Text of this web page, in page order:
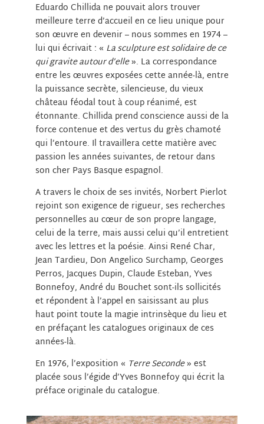
Eduardo Chillida ne pouvait alors trouver
meilleure terre d’accueil en ce lieu unique pour
son œuvre en devenir – nous sommes en 1974 –
lui qui écrivait : « La sculpture est solidaire de ce
qui gravite autour d’elle». La correspondance
entre les œuvres exposées cette année-là, entre
la puissance secrète, silencieuse, du vieux
château féodal tout à coup réanimé, est
étonnante. Chillida prend conscience aussi de la
force contenue et des vertus du grès chamoté
qui l’entoure. Il travaillera cette matière avec
passion les années suivantes, de retour dans
son cher Pays Basque espagnol.
A travers le choix de ses invités, Norbert Pierlot
rejoint son exigence de rigueur, ses recherches
personnelles au cœur de son propre langage,
celui de la terre, mais aussi celui qu’il entretient
avec les lettres et la poésie. Ainsi René Char,
Jean Tardieu, Don Angelico Surchamp, Georges
Perros, Jacques Dupin, Claude Esteban, Yves
Bonnefoy, André du Bouchet sont-ils sollicités
et répondent à l’appel en saisissant au plus
haut point toute la magie intrinsèque du lieu et
en préfaçant les catalogues originaux de ces
années-là.
En 1976, l’exposition « Terre Seconde» est
placée sous l’égide d’Yves Bonnefoy qui écrit la
préface originale du catalogue.